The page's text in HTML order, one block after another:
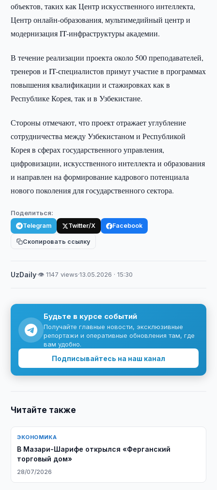
объектов, таких как Центр искусственного интеллекта,
Центр онлайн-образования, мультимедийный центр и
модернизация IT-инфраструктуры академии.
В течение реализации проекта около 500 преподавателей,
тренеров и IT-специалистов примут участие в программах
повышения квалификации и стажировках как в
Республике Корея, так и в Узбекистане.
Стороны отмечают, что проект отражает углубление
сотрудничества между Узбекистаном и Республикой
Корея в сферах государственного управления,
цифровизации, искусственного интеллекта и образования
и направлен на формирование кадрового потенциала
нового поколения для государственного сектора.
Поделиться:
Telegram Twitter/X Facebook
Скопировать ссылку
UzDaily·👁 1147 views·13.05.2026 · 15:30
Будьте в курсе событий
Получайте главные новости, эксклюзивные
репортажи и оперативные обновления там, где
вам удобно.
Подписывайтесь на наш канал
Читайте также
ЭКОНОМИКА
В Мазари-Шарифе открылся «Ферганский
торговый дом»
28/07/2026